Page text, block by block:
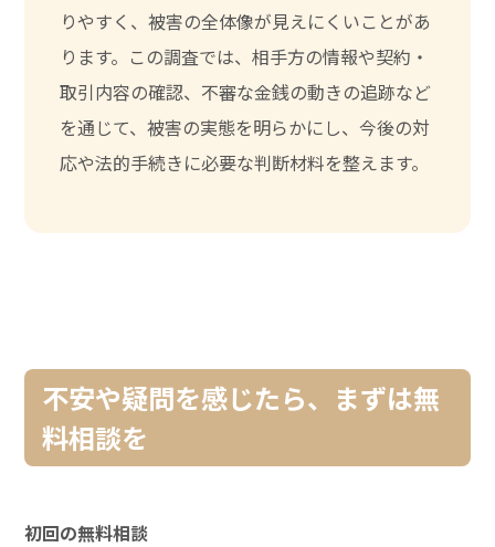
りやすく、被害の全体像が見えにくいことがあ
ります。この調査では、相手方の情報や契約・
取引内容の確認、不審な金銭の動きの追跡など
を通じて、被害の実態を明らかにし、今後の対
応や法的手続きに必要な判断材料を整えます。
不安や疑問を感じたら、まずは無
料相談を
初回の無料相談